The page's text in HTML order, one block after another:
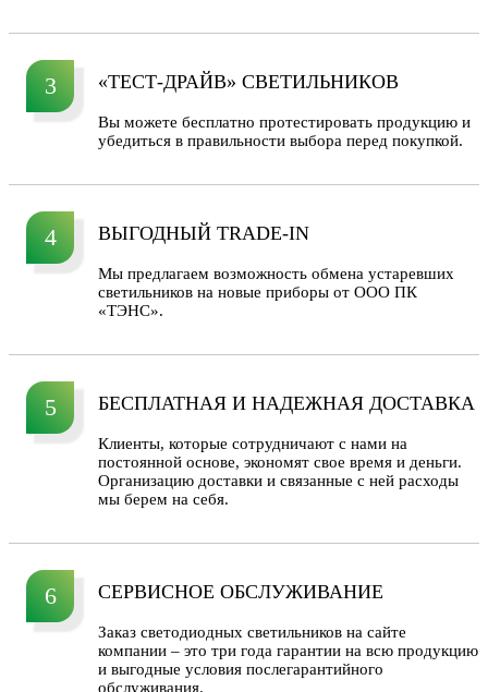
3 «ТЕСТ-ДРАЙВ» СВЕТИЛЬНИКОВ
Вы можете бесплатно протестировать продукцию и
убедиться в правильности выбора перед покупкой.
4 ВЫГОДНЫЙ TRADE-IN
Мы предлагаем возможность обмена устаревших
светильников на новые приборы от ООО ПК
«ТЭНС».
5 БЕСПЛАТНАЯ И НАДЕЖНАЯ ДОСТАВКА
Клиенты, которые сотрудничают с нами на
постоянной основе, экономят свое время и деньги.
Организацию доставки и связанные с ней расходы
мы берем на себя.
6 СЕРВИСНОЕ ОБСЛУЖИВАНИЕ
Заказ светодиодных светильников на сайте
компании – это три года гарантии на всю продукцию
и выгодные условия послегарантийного
обслуживания.